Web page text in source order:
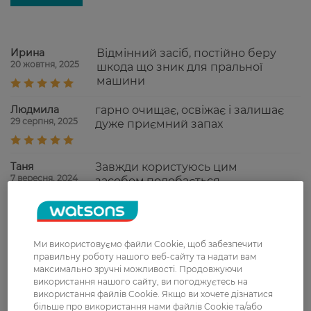
Ирина
20 жовтня, 2025
Відмінний засіб, постійно беру
шкода що зник для пральної
машини
Людмила
29 серпня, 2025
гарно очищає, освіжає і залишає
дуже приємний запах
Таня
7 вересня, 2024
Завжди користуюсь цим
засобом,подобається,
Марина
Гарний засіб, добре відмило не
гірше ніж фініш
Артем
2 серпня, 2023
Користуюсь тільки таким засобом.
Все супер!
Ми використовуємо файли Cookie, щоб забезпечити
правильну роботу нашого веб-сайту та надати вам
максимально зручні можливості. Продовжуючи
використання нашого сайту, ви погоджуєтесь на
використання файлів Cookie. Якщо ви хочете дізнатися
більше про використання нами файлів Cookie та/або